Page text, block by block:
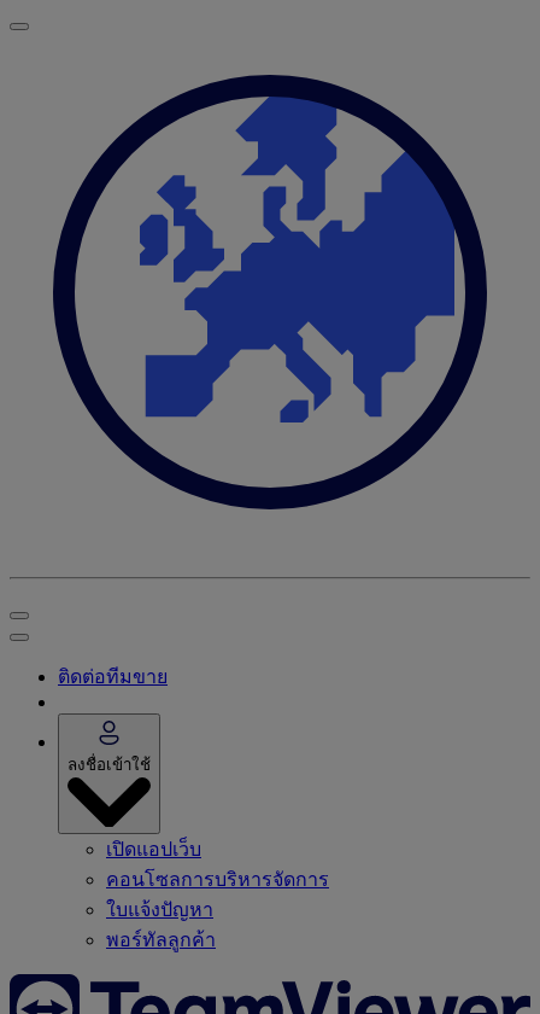
ติดต่อทีมขาย
ลงชื่อเข้าใช้
เปิดแอปเว็บ
คอนโซลการบริหารจัดการ
ใบแจ้งปัญหา
พอร์ทัลลูกค้า